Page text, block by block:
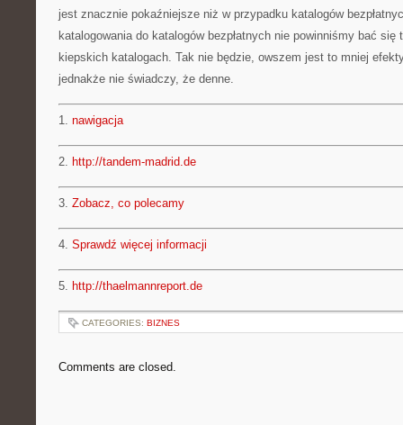
jest znacznie pokaźniejsze niż w przypadku katalogów
katalogowania do katalogów bezpłatnych nie powinniśmy bać
kiepskich katalogach. Tak nie będzie, owszem jest to mniej
jednakże nie świadczy, że denne.
1. nawigacja
2. http://tandem-madrid.de
3. Zobacz, co polecamy
4. Sprawdź więcej informacji
5. http://thaelmannreport.de
CATEGORIES: BIZNES
Comments are closed.